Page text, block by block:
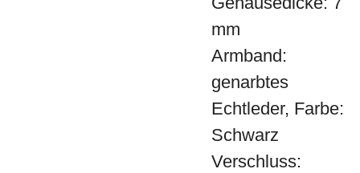
mm
Armband:
genarbtes
Echtleder, Farbe:
Schwarz
Verschluss: